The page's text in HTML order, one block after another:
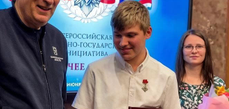
Манул Шу
повзрослел: в
Ленинградский
зоопарк везут н ...